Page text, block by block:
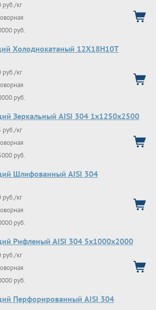
руб./кг
руб.
Холоднокатаный 12Х18Н10Т
руб./кг
руб.
Зеркальный AISI 304 1х1250х2500
руб./кг
руб.
Шлифованный AISI 304
руб./кг
руб.
Рифленый AISI 304 5х1000х2000
руб./кг
руб.
Перфорированный AISI 304